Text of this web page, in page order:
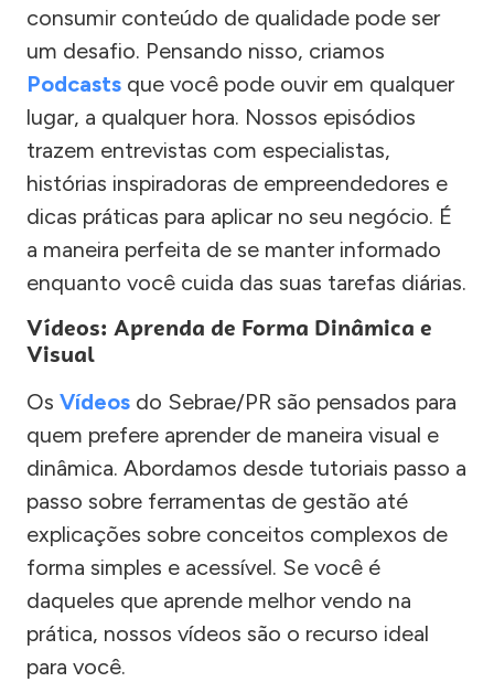
consumir conteúdo de qualidade pode ser
um desafio. Pensando nisso, criamos
Podcasts que você pode ouvir em qualquer
lugar, a qualquer hora. Nossos episódios
trazem entrevistas com especialistas,
histórias inspiradoras de empreendedores e
dicas práticas para aplicar no seu negócio. É
a maneira perfeita de se manter informado
enquanto você cuida das suas tarefas diárias.
Vídeos: Aprenda de Forma Dinâmica e
Visual
Os Vídeos do Sebrae/PR são pensados para
quem prefere aprender de maneira visual e
dinâmica. Abordamos desde tutoriais passo a
passo sobre ferramentas de gestão até
explicações sobre conceitos complexos de
forma simples e acessível. Se você é
daqueles que aprende melhor vendo na
prática, nossos vídeos são o recurso ideal
para você.